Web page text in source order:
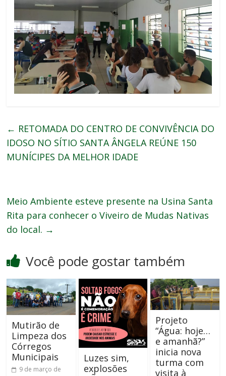
← RETOMADA DO CENTRO DE CONVIVÊNCIA DO
IDOSO NO SÍTIO SANTA ÂNGELA REÚNE 150
MUNÍCIPES DA MELHOR IDADE
Meio Ambiente esteve presente na Usina Santa
Rita para conhecer o Viveiro de Mudas Nativas
do local. →
Você pode gostar também
Mutirão de
Limpeza dos
Córregos
Municipais
9 de março de
Luzes sim,
explosões
Projeto
“Água: hoje…
e amanhã?”
inicia nova
turma com
visita à